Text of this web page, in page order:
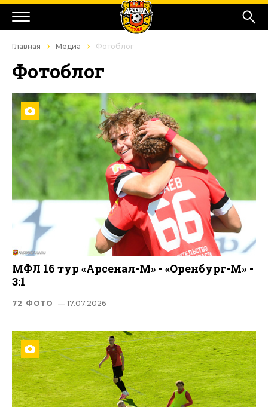
Главная Медиа Фотоблог
Фотоблог
МФЛ 16 тур «Арсенал-М» - «Оренбург-М» -
3:1
72 ФОТО — 17.07.2026